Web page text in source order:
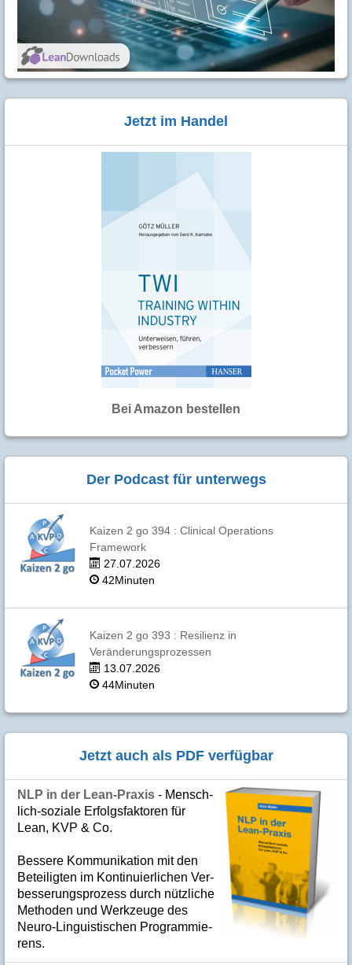
Jetzt im Handel
Bei Amazon bestellen
Der Podcast für unterwegs
Kaizen 2 go 394 : Clinical Operations
Framework
27.07.2026
42Minuten
Kaizen 2 go 393 : Resilienz in
Veränderungsprozessen
13.07.2026
44Minuten
Jetzt auch als PDF verfügbar
NLP in der Lean-Praxis - Mensch­
lich-soziale Er­folgs­fak­to­ren für
Lean, KVP & Co.
Bes­se­re Kom­­mu­­ni­ka­tion mit den
Betei­lig­ten im Kon­ti­nuier­li­chen Ver­
bes­se­rungs­­pro­­zess durch nütz­­liche
Me­­tho­­den und Werk­­zeuge des
Neuro-Linguis­­ti­schen Pro­­gram­­mie­­
rens.